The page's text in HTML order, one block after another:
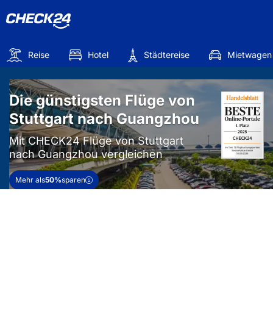
Reise Hotel Städtereise Mietwagen
Die günstigsten Flüge von
Stuttgart nach Guangzhou
Mit CHECK24 Flüge von Stuttgart
nach Guangzhou vergleichen
Mehr als50%sparen